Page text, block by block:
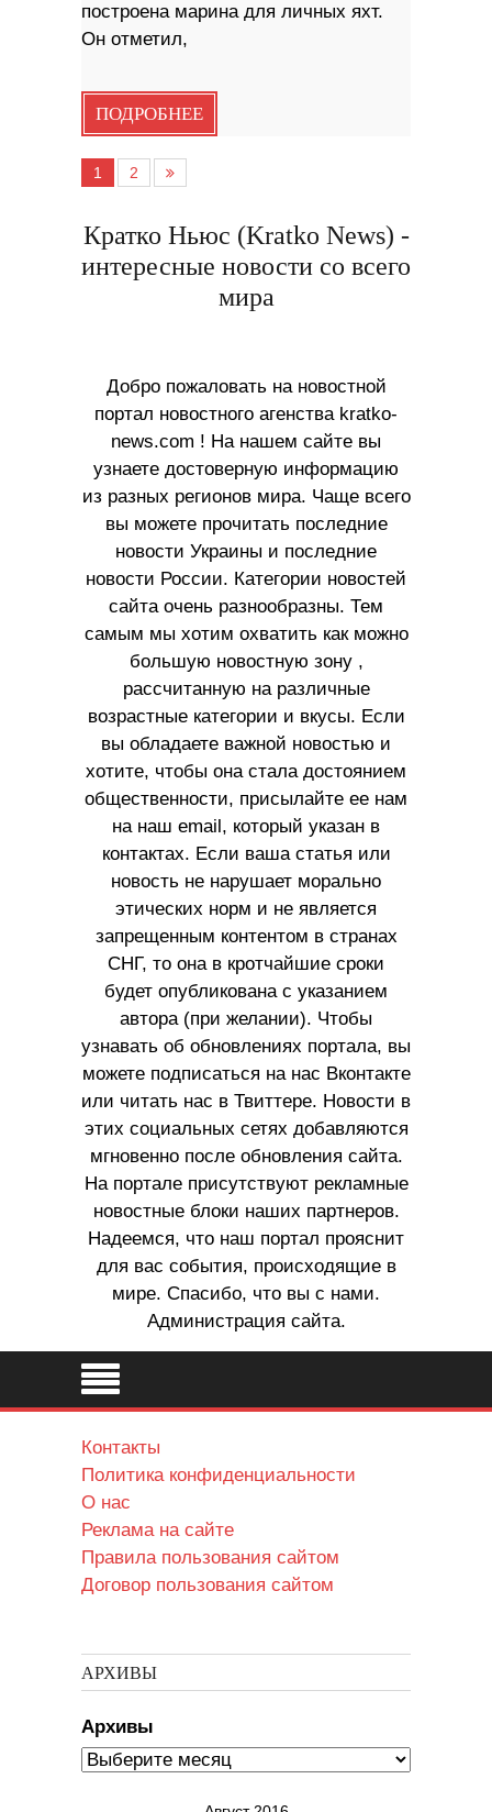
построена марина для личных яхт.
Он отметил,
ПОДРОБНЕЕ
1 2
Кратко Ньюс (Kratko News) -
интересные новости со всего
мира
Добро пожаловать на новостной
портал новостного агенства kratko-
news.com ! На нашем сайте вы
узнаете достоверную информацию
из разных регионов мира. Чаще всего
вы можете прочитать последние
новости Украины и последние
новости России. Категории новостей
сайта очень разнообразны. Тем
самым мы хотим охватить как можно
большую новостную зону ,
рассчитанную на различные
возрастные категории и вкусы. Если
вы обладаете важной новостью и
хотите, чтобы она стала достоянием
общественности, присылайте ее нам
на наш email, который указан в
контактах. Если ваша статья или
новость не нарушает морально
этических норм и не является
запрещенным контентом в странах
СНГ, то она в кротчайшие сроки
будет опубликована с указанием
автора (при желании). Чтобы
узнавать об обновлениях портала, вы
можете подписаться на нас Вконтакте
или читать нас в Твиттере. Новости в
этих социальных сетях добавляются
мгновенно после обновления сайта.
На портале присутствуют рекламные
новостные блоки наших партнеров.
Надеемся, что наш портал прояснит
для вас события, происходящие в
мире. Спасибо, что вы с нами.
Администрация сайта.
Контакты
Политика конфиденциальности
О нас
Реклама на сайте
Правила пользования сайтом
Договор пользования сайтом
АРХИВЫ
Архивы